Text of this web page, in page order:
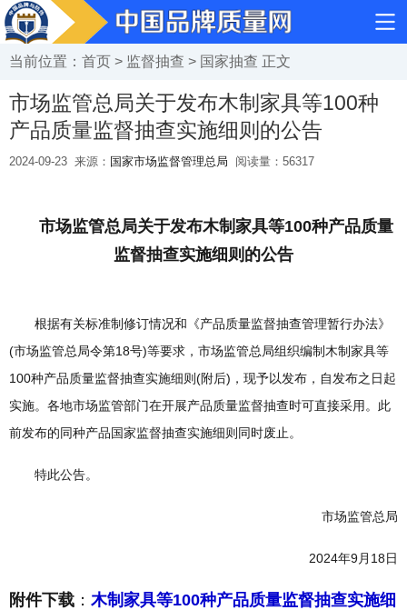
当前位置： 首页 > 监督抽查 > 国家抽查 正文
市场监管总局关于发布木制家具等100种
产品质量监督抽查实施细则的公告
2024-09-23 来源： 国家市场监督管理总局 阅读量： 56317
市场监管总局关于发布木制家具等100种产品质量
监督抽查实施细则的公告
根据有关标准制修订情况和《产品质量监督抽查管理暂行办法》
(市场监管总局令第18号)等要求，市场监管总局组织编制木制家具等
100种产品质量监督抽查实施细则(附后)，现予以发布，自发布之日起
实施。各地市场监管部门在开展产品质量监督抽查时可直接采用。此
前发布的同种产品国家监督抽查实施细则同时废止。
特此公告。
市场监管总局
2024年9月18日
附件下载 ： 木制家具等100种产品质量监督抽查实施细